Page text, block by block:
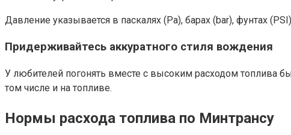
Давление указывается в паскалях (Pa), барах (bar), фунтах
Придерживайтесь аккуратного стиля вождения
У любителей погонять вместе с высоким расходом топлива
том числе и на топливе.
Нормы расхода топлива по Минтрансу